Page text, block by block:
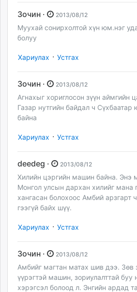
Зочин · 2013/08/12
Муухай сонирхолтой хүн юм.нэг
болуу
Хариулах · Устгах
Зочин · 2013/08/12
Агнахыг хориглосон зүүн аймгийн
Газар нутгийн байдал ч
байна
Хариулах · Устгах
deedeg · 2013/08/12
Хилийн цэргийн машин байна. Энэ
Монгол улсын дархан хилийг мана
хангасан болохоос Амбий арзгарт
гээгүй байх шүү.
Хариулах · Устгах
Зочин · 2013/08/12
Амбийг магтан матах шив дээ. Зөв
үүрэгтэй машин, зориулалттай буу
хэрэгсэл болоод л. Энгийн ардад